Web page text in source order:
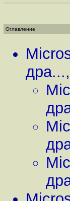
Оглавление
дра...,